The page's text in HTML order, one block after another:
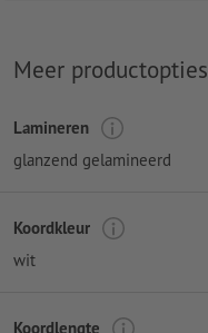
Meer productopties
Lamineren
glanzend gelamineerd
Koordkleur
wit
Koordlengte